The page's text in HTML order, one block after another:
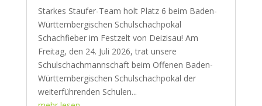
Starkes Staufer-Team holt Platz 6 beim Baden-
Württembergischen Schulschachpokal
Schachfieber im Festzelt von Deizisau! Am
Freitag, den 24. Juli 2026, trat unsere
Schulschachmannschaft beim Offenen Baden-
Württembergischen Schulschachpokal der
weiterführenden Schulen...